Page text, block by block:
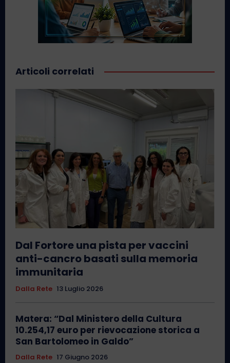
Articoli correlati
Dal Fortore una pista per vaccini
anti-cancro basati sulla memoria
immunitaria
Dalla Rete 13 Luglio 2026
Matera: “Dal Ministero della Cultura
10.254,17 euro per rievocazione storica a
San Bartolomeo in Galdo”
Dalla Rete 17 Giugno 2026